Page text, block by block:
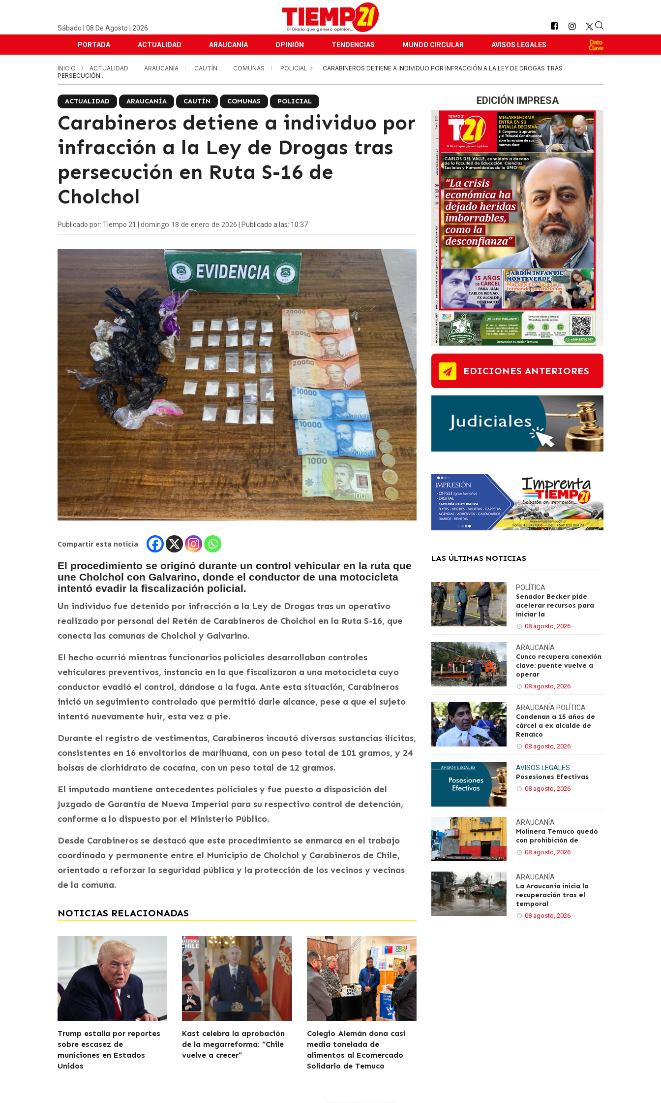
Sábado | 08 De Agosto | 2026
PORTADA ACTUALIDAD ARAUCANÍA OPINIÓN TENDENCIAS MUNDO CIRCULAR AVISOS LEGALES
INICIO ACTUALIDAD ARAUCANÍA CAUTÍN COMUNAS POLICIAL
CARABINEROS DETIENE A INDIVIDUO POR INFRACCIÓN A LA LEY DE DROGAS TRAS
PERSECUCIÓN...
ACTUALIDAD ARAUCANÍA CAUTÍN COMUNAS POLICIAL
Carabineros detiene a individuo por
infracción a la Ley de Drogas tras
persecución en Ruta S-16 de
Cholchol
Publicado por: Tiempo 21 | domingo 18 de enero de 2026 | Publicado a las: 10:37
Compartir esta noticia
El procedimiento se originó durante un control vehicular en la ruta que
une Cholchol con Galvarino, donde el conductor de una motocicleta
intentó evadir la fiscalización policial.
Un individuo fue detenido por infracción a la Ley de Drogas tras un operativo
realizado por personal del Retén de Carabineros de Cholchol en la Ruta S-16, que
conecta las comunas de Cholchol y Galvarino.
El hecho ocurrió mientras funcionarios policiales desarrollaban controles
vehiculares preventivos, instancia en la que fiscalizaron a una motocicleta cuyo
conductor evadió el control, dándose a la fuga. Ante esta situación, Carabineros
inició un seguimiento controlado que permitió darle alcance, pese a que el sujeto
intentó nuevamente huir, esta vez a pie.
Durante el registro de vestimentas, Carabineros incautó diversas sustancias ilícitas,
consistentes en 16 envoltorios de marihuana, con un peso total de 101 gramos, y 24
bolsas de clorhidrato de cocaína, con un peso total de 12 gramos.
El imputado mantiene antecedentes policiales y fue puesto a disposición del
Juzgado de Garantía de Nueva Imperial para su respectivo control de detención,
conforme a lo dispuesto por el Ministerio Público.
Desde Carabineros se destacó que este procedimiento se enmarca en el trabajo
coordinado y permanente entre el Municipio de Cholchol y Carabineros de Chile,
orientado a reforzar la seguridad pública y la protección de los vecinos y vecinas
de la comuna.
NOTICIAS RELACIONADAS
Trump estalla por reportes
sobre escasez de
municiones en Estados
Unidos
Kast celebra la aprobación
de la megarreforma: “Chile
vuelve a crecer”
Colegio Alemán dona casi
media tonelada de
alimentos al Ecomercado
Solidario de Temuco
EDICIÓN IMPRESA
EDICIONES ANTERIORES
LAS ÚLTIMAS NOTICIAS
POLÍTICA
Senador Becker pide
acelerar recursos para
iniciar la
08 agosto, 2026
ARAUCANÍA
Cunco recupera conexión
clave: puente vuelve a
operar
08 agosto, 2026
ARAUCANÍA POLÍTICA
Condenan a 15 años de
cárcel a ex alcalde de
Renaico
08 agosto, 2026
AVISOS LEGALES
Posesiones Efectivas
08 agosto, 2026
ARAUCANÍA
Molinera Temuco quedó
con prohibición de
08 agosto, 2026
ARAUCANÍA
La Araucanía inicia la
recuperación tras el
temporal
08 agosto, 2026